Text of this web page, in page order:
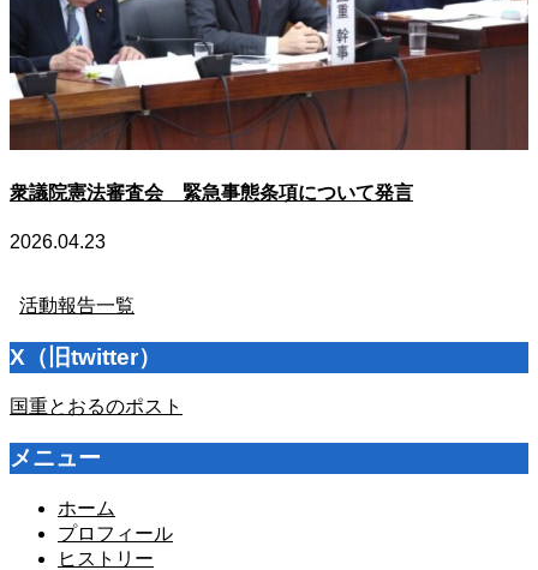
衆議院憲法審査会 緊急事態条項について発言
2026.04.23
活動報告一覧
X（旧twitter）
国重とおるのポスト
メニュー
ホーム
プロフィール
ヒストリー